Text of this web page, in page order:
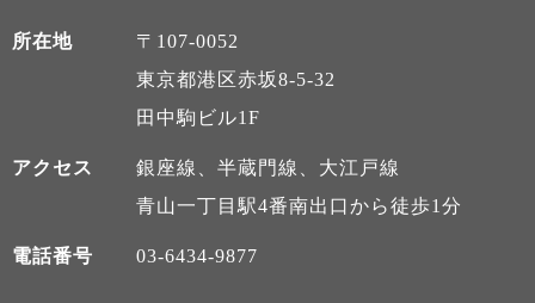
所在地
〒107-0052
東京都港区赤坂8-5-32
田中駒ビル1F
アクセス
銀座線、半蔵門線、大江戸線
青山一丁目駅4番南出口から徒歩1分
電話番号 03-6434-9877